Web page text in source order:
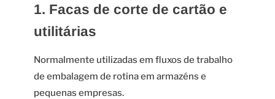
1. Facas de corte de cartão e
utilitárias
Normalmente utilizadas em fluxos de trabalho
de embalagem de rotina em armazéns e
pequenas empresas.